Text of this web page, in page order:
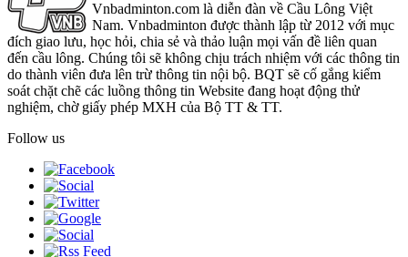
Vnbadminton.com là diễn đàn về Cầu Lông Việt
Nam. Vnbadminton được thành lập từ 2012 với mục
đích giao lưu, học hỏi, chia sẻ và thảo luận mọi vấn đề liên quan
đến cầu lông. Chúng tôi sẽ không chịu trách nhiệm với các thông tin
do thành viên đưa lên trừ thông tin nội bộ. BQT sẽ cố gắng kiểm
soát chặt chẽ các luồng thông tin Website đang hoạt động thử
nghiệm, chờ giấy phép MXH của Bộ TT & TT.
Follow us